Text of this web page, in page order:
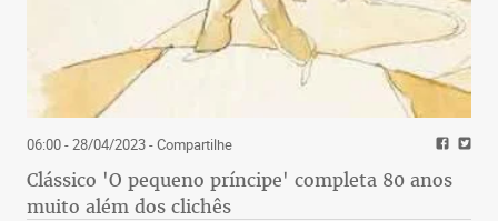
06:00 - 28/04/2023- Compartilhe
Clássico 'O pequeno príncipe' completa 80 anos
muito além dos clichês